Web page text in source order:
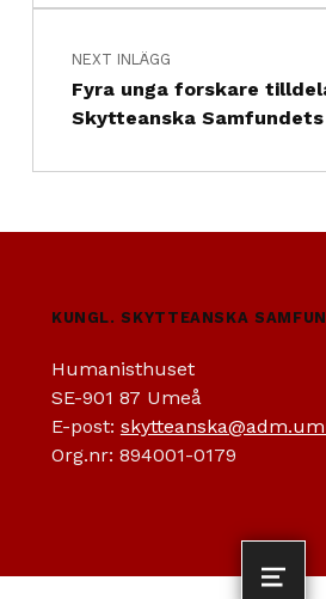
MENU
NEXT INLÄGG
Fyra unga forskare
Skytteanska
KUNGL. SKYTTEANSKA
Humanisthuset
SE-901 87 Umeå
E-post:
Org.nr: 894001-0179